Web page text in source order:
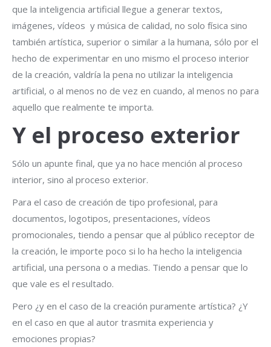
que la inteligencia artificial llegue a generar textos,
imágenes, vídeos y música de calidad, no solo física sino
también artística, superior o similar a la humana, sólo por el
hecho de experimentar en uno mismo el proceso interior
de la creación, valdría la pena no utilizar la inteligencia
artificial, o al menos no de vez en cuando, al menos no para
aquello que realmente te importa.
Y el proceso exterior
Sólo un apunte final, que ya no hace mención al proceso
interior, sino al proceso exterior.
Para el caso de creación de tipo profesional, para
documentos, logotipos, presentaciones, vídeos
promocionales, tiendo a pensar que al público receptor de
la creación, le importe poco si lo ha hecho la inteligencia
artificial, una persona o a medias. Tiendo a pensar que lo
que vale es el resultado.
Pero ¿y en el caso de la creación puramente artística? ¿Y
en el caso en que al autor trasmita experiencia y
emociones propias?